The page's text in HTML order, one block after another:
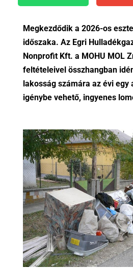
Megkezdődik a 2026-os
időszaka. Az Egri
Nonprofit Kft. a MOHU MOL
feltételeivel összhangban
lakosság számára az évi egy
igénybe vehető, ingyenes